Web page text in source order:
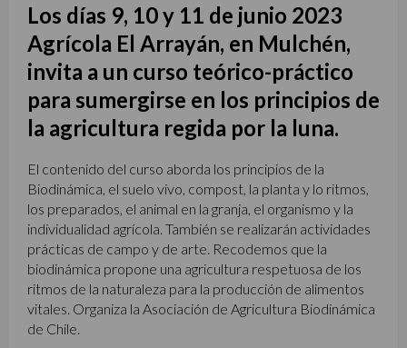
Los días 9, 10 y 11 de junio 2023
Agrícola El Arrayán, en Mulchén,
invita a un curso teórico-práctico
para sumergirse en los principios de
la agricultura regida por la luna.
El contenido del curso aborda los principios de la
Biodinámica, el suelo vivo, compost, la planta y lo ritmos,
los preparados, el animal en la granja, el organismo y la
individualidad agrícola. También se realizarán actividades
prácticas de campo y de arte. Recodemos que la
biodinámica propone una agricultura respetuosa de los
ritmos de la naturaleza para la producción de alimentos
vitales. Organiza la Asociación de Agricultura Biodinámica
de Chile.